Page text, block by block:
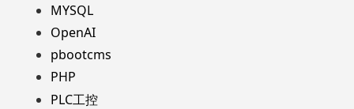
MYSQL
OpenAI
pbootcms
PHP
PLC工控